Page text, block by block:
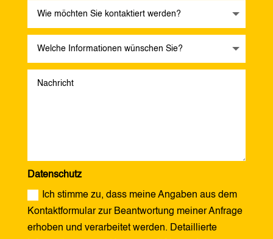
Datenschutz
Ich stimme zu, dass meine Angaben aus dem
Kontaktformular zur Beantwortung meiner Anfrage
erhoben und verarbeitet werden. Detaillierte